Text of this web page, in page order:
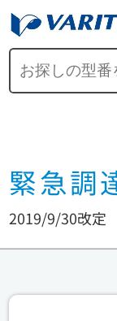
緊急調
2019/9/30改定